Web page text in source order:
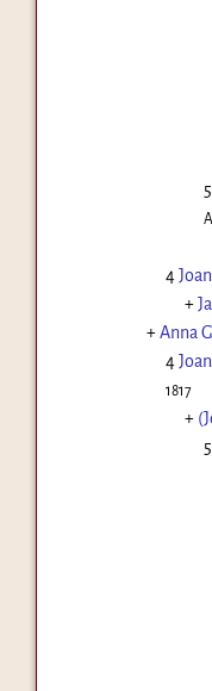
5
4
+
+Anna
4
1817
+
5